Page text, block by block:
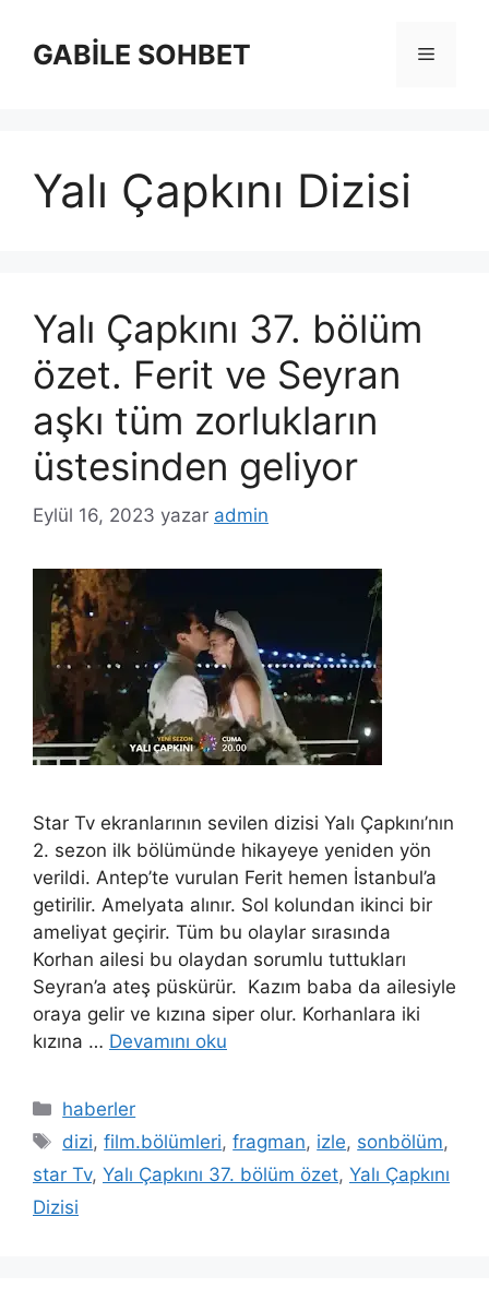
GABİLE SOHBET Menü
Yalı Çapkını Dizisi
Yalı Çapkını 37. bölüm
özet. Ferit ve Seyran
aşkı tüm zorlukların
üstesinden geliyor
Eylül 16, 2023 yazar admin
Star Tv ekranlarının sevilen dizisi Yalı Çapkını’nın
2. sezon ilk bölümünde hikayeye yeniden yön
verildi. Antep’te vurulan Ferit hemen İstanbul’a
getirilir. Amelyata alınır. Sol kolundan ikinci bir
ameliyat geçirir. Tüm bu olaylar sırasında
Korhan ailesi bu olaydan sorumlu tuttukları
Seyran’a ateş püskürür. Kazım baba da ailesiyle
oraya gelir ve kızına siper olur. Korhanlara iki
kızına … Devamını oku
Kategoriler
haberler
Etiketler
dizi,film.bölümleri,fragman, izle, sonbölüm,
star Tv, Yalı Çapkını 37. bölüm özet, Yalı Çapkını
Dizisi